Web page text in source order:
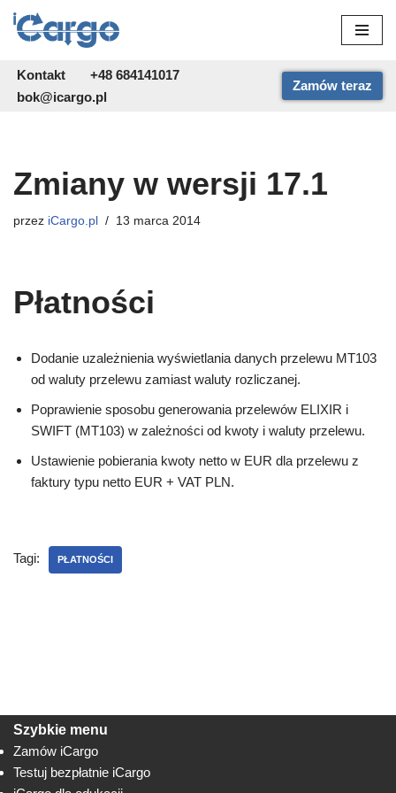
do
treści
Kontakt
+48 684141017
bok@icargo.pl
Zamów teraz
Zmiany w wersji 17.1
przez iCargo.pl 13 marca 2014
Płatności
Dodanie uzależnienia wyświetlania danych przelewu MT103
od waluty przelewu zamiast waluty rozliczanej.
Poprawienie sposobu generowania przelewów ELIXIR i
SWIFT (MT103) w zależności od kwoty i waluty przelewu.
Ustawienie pobierania kwoty netto w EUR dla przelewu z
faktury typu netto EUR + VAT PLN.
Tagi: PŁATNOŚCI
Szybkie menu
Zamów iCargo
Testuj bezpłatnie iCargo